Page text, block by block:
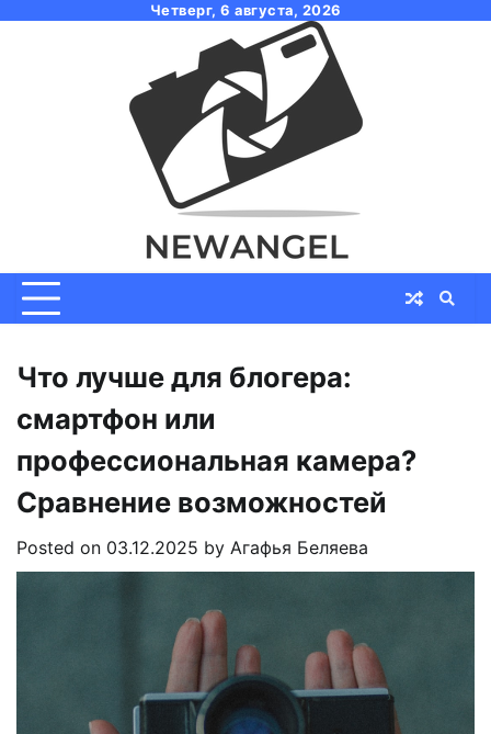
Четверг, 6 августа, 2026
Что лучше для блогера:
смартфон или
профессиональная камера?
Сравнение возможностей
Posted on 03.12.2025 by Агафья Беляева